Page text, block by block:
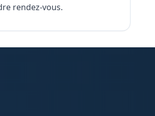
rendez-vous.